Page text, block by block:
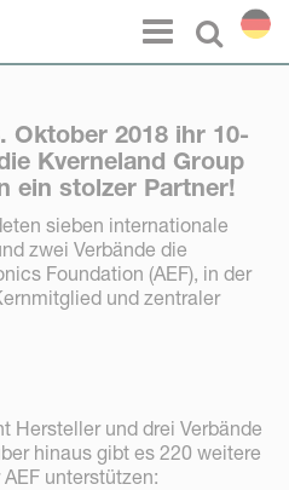
Select
Menu
Oktober 2018 ihr 10-
Kverneland Group
ein stolzer Partner!
sieben internationale
zwei Verbände die
Foundation (AEF), in der
und zentraler
Hersteller und drei Verbände
hinaus gibt es 220 weitere
unterstützen: